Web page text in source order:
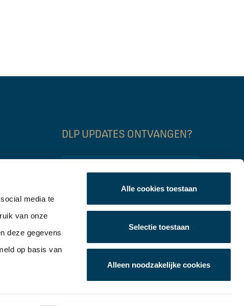
media te
van onze
deze gegevens
op basis van
Alle cookies toestaan
Selectie toestaan
Alleen noodzakelijke cookies
DLP UPDATES ONTVANGEN?
Name